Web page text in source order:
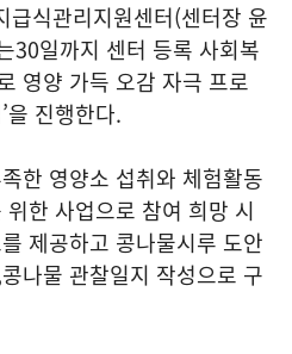
급식관리지원센터(센터장 윤
30일까지 센터 등록 사회복
영양 가득 오감 자극 프로
’을 진행한다.
한 영양소 섭취와 체험활동
한 사업으로 참여 희망 시
제공하고 콩나물시루 도안
콩나물 관찰일지 작성으로 구